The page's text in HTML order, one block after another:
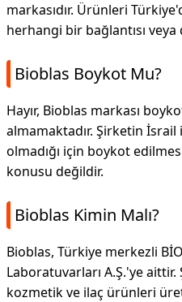
markasıdır. Ürünleri
herhangi bir bağlantısı
Bioblas Boykot Mu?
Hayır, Bioblas markası
almamaktadır. Şirketin
olmadığı için boykot
konusu değildir.
Bioblas Kimin Malı?
Bioblas, Türkiye merkezli
Laboratuvarları A.Ş.'ye
kozmetik ve ilaç ürünleri